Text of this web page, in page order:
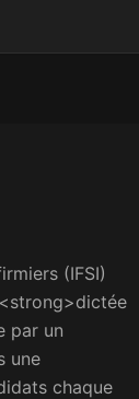
(IFSI)
par un
une
chaque